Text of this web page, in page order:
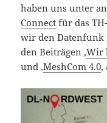
haben uns unter
Connect für das
wir den Datenfunk
den Beiträgen ‚Wir
und ‚MeshCom 4.0